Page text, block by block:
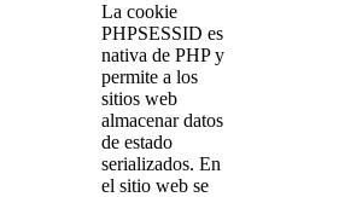
La cookie
PHPSESSID es
nativa de PHP y
permite a los
sitios web
almacenar datos
de estado
serializados. En
el sitio web se